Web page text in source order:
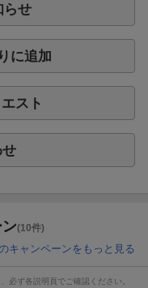
らせ
に追加
スト
(10件)
キャンペーンをもっと見る
必ず各説明頁でご確認ください。